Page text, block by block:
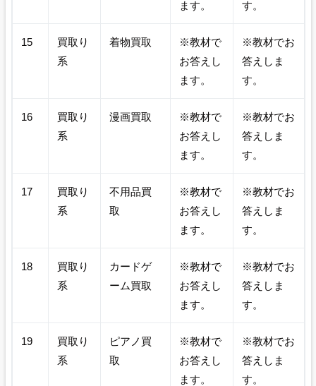
ます。
す。
15
買取り
系
着物買取
※教材で
お答えし
ます。
※教材でお
答えしま
す。
16
買取り
系
漫画買取
※教材で
お答えし
ます。
※教材でお
答えしま
す。
17
買取り
系
不用品買
取
※教材で
お答えし
ます。
※教材でお
答えしま
す。
18
買取り
系
カードゲ
ーム買取
※教材で
お答えし
ます。
※教材でお
答えしま
す。
19
買取り
系
ピアノ買
取
※教材で
お答えし
ます。
※教材でお
答えしま
す。